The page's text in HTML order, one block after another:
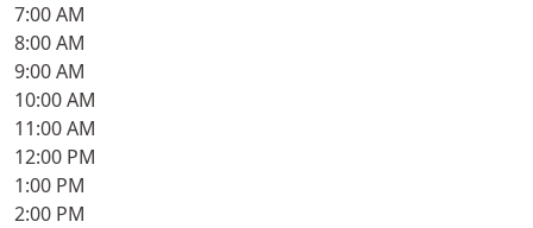
7:00 AM
8:00 AM
9:00 AM
10:00 AM
11:00 AM
12:00 PM
1:00 PM
2:00 PM